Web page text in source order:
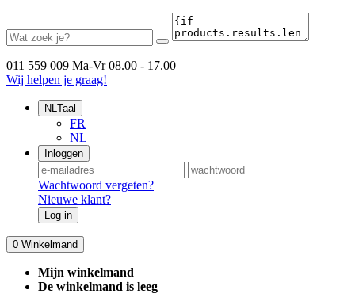
011 559 009 Ma-Vr 08.00 - 17.00
Wij helpen je graag!
NLTaal
FR
NL
Inloggen
Wachtwoord vergeten?
Nieuwe klant?
Log in
0 Winkelmand
Mijn winkelmand
De winkelmand is leeg